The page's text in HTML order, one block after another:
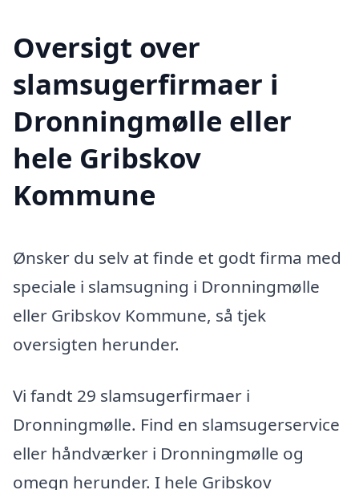
Oversigt over
slamsugerfirmaer i
Dronningmølle eller
hele Gribskov
Kommune
Ønsker du selv at finde et godt firma med
speciale i slamsugning i Dronningmølle
eller Gribskov Kommune, så tjek
oversigten herunder.
Vi fandt 29 slamsugerfirmaer i
Dronningmølle. Find en slamsugerservice
eller håndværker i Dronningmølle og
omegn herunder. I hele Gribskov